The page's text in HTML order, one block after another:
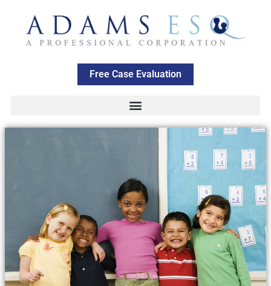
Free Case Evaluation